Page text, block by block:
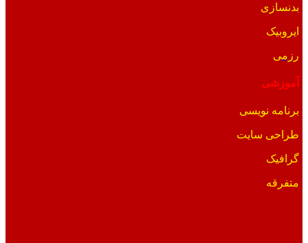
بدنسازی
ایروبیک
رزمی
آموزشی
برنامه نویسی
طراحی سایت
گرافیک
متفرقه